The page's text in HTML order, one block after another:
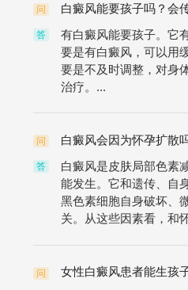
问 白癜风能要孩子吗？会
答
有白癜风能要孩子。它
要是有白癜风，可以用
要是不及时调整，对身
治疗。...
问 白癜风会因为怀孕扩散
答
白癜风是皮肤局部色素
能发生。它和遗传、自
黑色素细胞自身破坏、
关。从这些因素看，和
问 女性白癜风患者能生孩